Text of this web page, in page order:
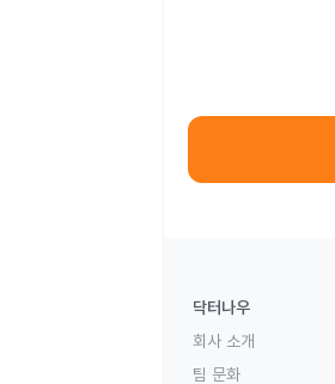
닥터나우
회사 소개
팀 문화